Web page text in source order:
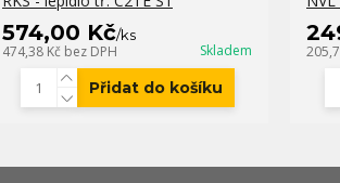
574,00 Kč/ks
474,38 Kč bez DPH Skladem
Přidat do košíku